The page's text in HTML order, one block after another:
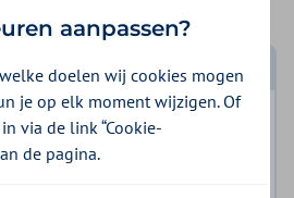
vergoeding en voorwaarden
aanpassen?
doelen wij cookies mogen
je op elk moment wijzigen. Of
via de link “Cookie-
de pagina.